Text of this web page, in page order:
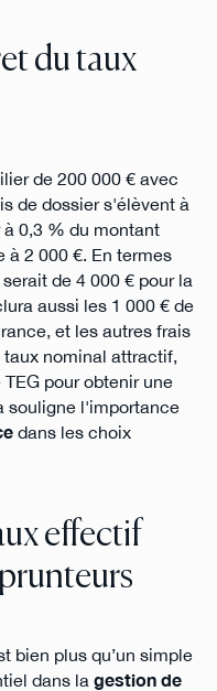
du taux
de 200 000 € avec
de dossier s'élèvent à
0,3 % du montant
à 2 000 €. En termes
de 4 000 € pour la
aussi les 1 000 € de
et les autres frais
taux nominal attractif,
pour obtenir une
souligne l'importance
dans les choix
effectif
bien plus qu’un simple
dans la gestion de